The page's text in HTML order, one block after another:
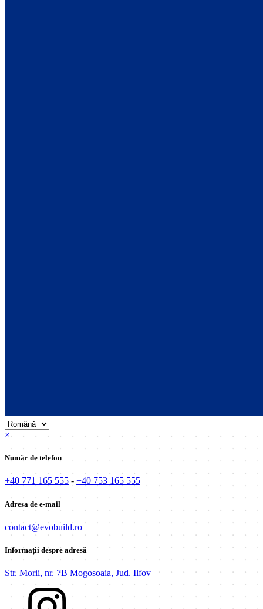
×
Număr de telefon
+40 771 165 555 - +40 753 165 555
Adresa de e-mail
contact@evobuild.ro
Informații despre adresă
Str. Morii, nr. 7B Mogosoaia, Jud. Ilfov